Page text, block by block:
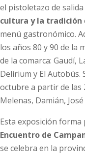
el pistoletazo de
cultura y la tradición
menú gastronómico.
los años 80 y 90 de la
de la comarca: Gaudí,
Delirium y El Autobús.
octubre a partir de las
Melenas, Damián,
Esta exposición
Encuentro de
se celebra en la